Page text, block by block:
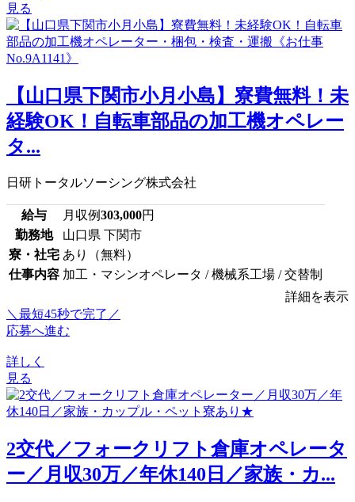
見る
【山口県下関市小月小島】寮費無料！未
経験OK！自転車部品の加工機オペレー
タ...
日研トータルソーシング株式会社
給与 月収例303,000円
勤務地
山口県 下関市
寮・社宅 あり（無料）
仕事内容 加工・マシンオペレータ / 機械系工場 / 交替制
詳細を表示
＼最短45秒で完了／
応募へ進む
詳しく
見る
2交代／フォークリフト倉庫オペレータ
ー／月収30万／年休140日／家族・カ...